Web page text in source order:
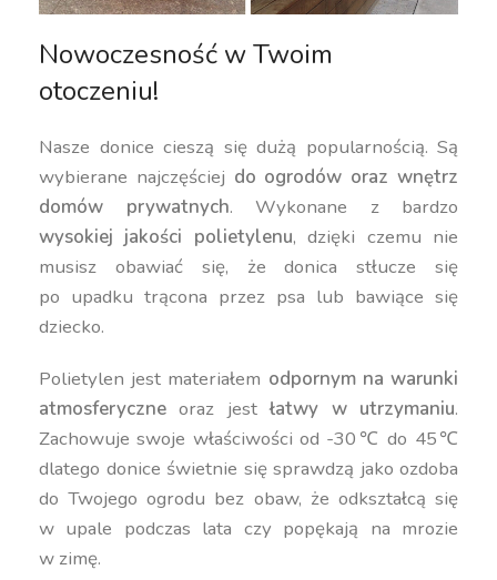
Nowoczesność w Twoim
otoczeniu!
Nasze donice cieszą się dużą popularnością. Są
wybierane najczęściej do ogrodów oraz wnętrz
domów prywatnych. Wykonane z bardzo
wysokiej jakości polietylenu, dzięki czemu nie
musisz obawiać się, że donica stłucze się
po upadku trącona przez psa lub bawiące się
dziecko.
Polietylen jest materiałem odpornym na warunki
atmosferyczne oraz jestłatwy w utrzymaniu.
Zachowuje swoje właściwości od -30℃ do 45℃
dlatego donice świetnie się sprawdzą jako ozdoba
do Twojego ogrodu bez obaw, że odkształcą się
w upale podczas lata czy popękają na mrozie
w zimę.